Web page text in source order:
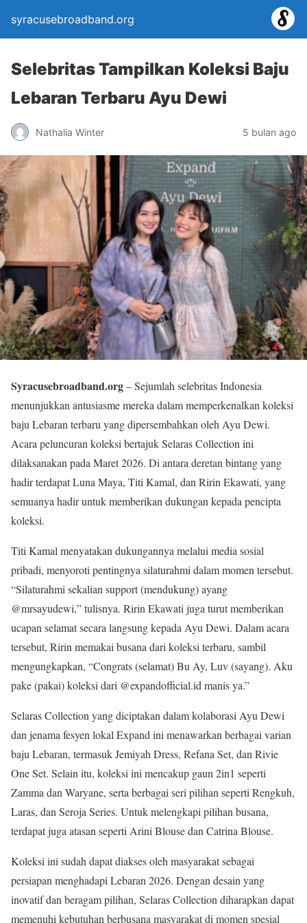
syracusebroadband.org
Selebritas Tampilkan Koleksi Baju
Lebaran Terbaru Ayu Dewi
Nathalia Winter 5 bulan ago
Syracusebroadband.org– Sejumlah selebritas Indonesia
menunjukkan antusiasme mereka dalam memperkenalkan koleksi
baju Lebaran terbaru yang dipersembahkan oleh Ayu Dewi.
Acara peluncuran koleksi bertajuk Selaras Collection ini
dilaksanakan pada Maret 2026. Di antara deretan bintang yang
hadir terdapat Luna Maya, Titi Kamal, dan Ririn Ekawati, yang
semuanya hadir untuk memberikan dukungan kepada pencipta
koleksi.
Titi Kamal menyatakan dukungannya melalui media sosial
pribadi, menyoroti pentingnya silaturahmi dalam momen tersebut.
“Silaturahmi sekalian support (mendukung) ayang
@mrsayudewi,” tulisnya. Ririn Ekawati juga turut memberikan
ucapan selamat secara langsung kepada Ayu Dewi. Dalam acara
tersebut, Ririn memakai busana dari koleksi terbaru, sambil
mengungkapkan, “Congrats (selamat) Bu Ay, Luv (sayang). Aku
pake (pakai) koleksi dari @expandofficial.id manis ya.”
Selaras Collection yang diciptakan dalam kolaborasi Ayu Dewi
dan jenama fesyen lokal Expand ini menawarkan berbagai varian
baju Lebaran, termasuk Jemiyah Dress, Refana Set, dan Rivie
One Set. Selain itu, koleksi ini mencakup gaun 2in1 seperti
Zamma dan Waryane, serta berbagai seri pilihan seperti Rengkuh,
Laras, dan Seroja Series. Untuk melengkapi pilihan busana,
terdapat juga atasan seperti Arini Blouse dan Catrina Blouse.
Koleksi ini sudah dapat diakses oleh masyarakat sebagai
persiapan menghadapi Lebaran 2026. Dengan desain yang
inovatif dan beragam pilihan, Selaras Collection diharapkan dapat
memenuhi kebutuhan berbusana masyarakat di momen spesial